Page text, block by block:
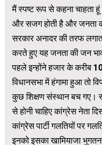
मैं स्पष्ट रूप से कहना चाहता हूं
और सजग होती है और जनता
सरकार अनादर की तरफ
करते हुए यह जनता की जन
पहले इन्होंने हजार के करीब
विधानसभा में हंगामा हुआ तो
कुछ शिक्षण संस्थान बच गए।
से होनी चाहिए कांग्रेस नेता
कांग्रेस पार्टी गलतियों पर
इनको इसका खामियाजा